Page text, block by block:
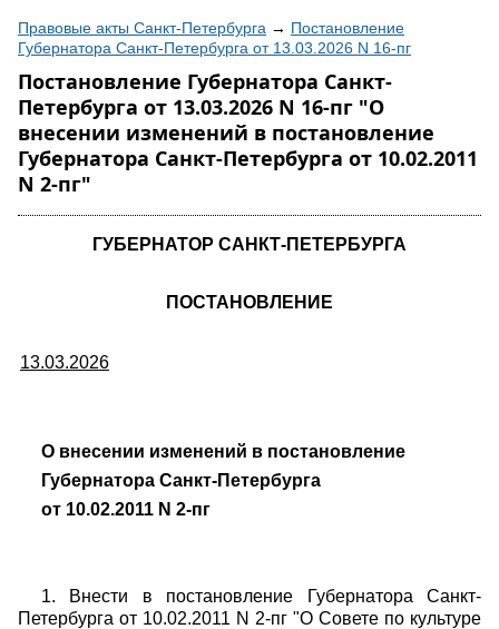
Правовые акты Санкт-Петербурга → Постановление
Губернатора Санкт-Петербурга от 13.03.2026 N 16-пг
Постановление Губернатора Санкт-
Петербурга от 13.03.2026 N 16-пг "О
внесении изменений в постановление
Губернатора Санкт-Петербурга от 10.02.2011
N 2-пг"
ГУБЕРНАТОР САНКТ-ПЕТЕРБУРГА
ПОСТАНОВЛЕНИЕ
13.03.2026
О внесении изменений в постановление
Губернатора Санкт-Петербурга
от 10.02.2011 N 2-пг
1. Внести в постановление Губернатора Санкт-
Петербурга от 10.02.2011 N 2-пг "О Совете по культуре